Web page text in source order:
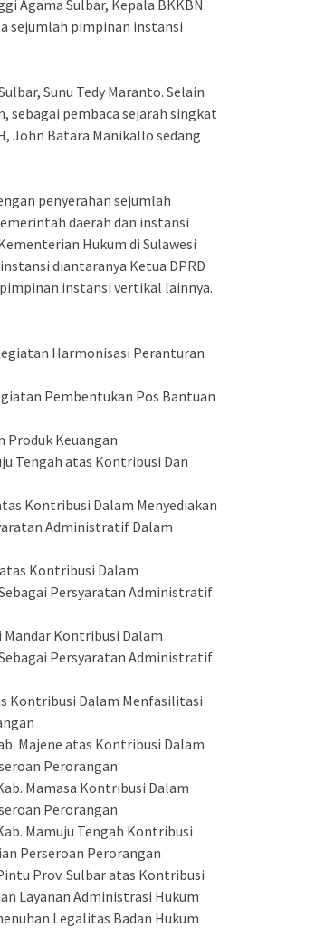
Agama Sulbar, Kepala BKKBN
sejumlah pimpinan instansi
Sunu Tedy Maranto. Selain
sebagai pembaca sejarah singkat
John Batara Manikallo sedang
penyerahan sejumlah
daerah dan instansi
Hukum di Sulawesi
diantaranya Ketua DPRD
instansi vertikal lainnya.
Harmonisasi Peranturan
Pembentukan Pos Bantuan
Produk Keuangan
Tengah atas Kontribusi Dan
Kontribusi Dalam Menyediakan
Administratif Dalam
Kontribusi Dalam
Persyaratan Administratif
Mandar Kontribusi Dalam
Persyaratan Administratif
Kontribusi Dalam Menfasilitasi
Majene atas Kontribusi Dalam
Perorangan
Mamasa Kontribusi Dalam
Perorangan
Mamuju Tengah Kontribusi
Perseroan Perorangan
Prov. Sulbar atas Kontribusi
Layanan Administrasi Hukum
Legalitas Badan Hukum